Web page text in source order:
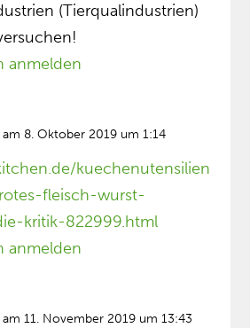
(Tierqualindustrien)
anmelden
am 8. Oktober 2019 um 1:14
kuechenutensilien
fleisch-wurst-
kritik-822999.html
anmelden
am 11. November 2019 um 13:43